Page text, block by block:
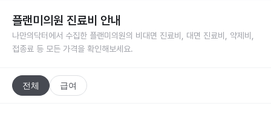
플랜미의원 진료비 안내
나만의닥터에서 수집한 플랜미의원의 비대면 진료비, 대면 진료비, 약제비,
접종료 등 모든 가격을 확인해보세요.
전체 급여